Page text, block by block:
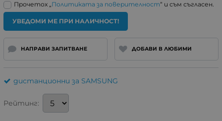
Прочетох „Политиката за поверителност“ и съм съгласен.
УВЕДОМИ МЕ ПРИ НАЛИЧНОСТ!
НАПРАВИ ЗАПИТВАНЕ ДОБАВИ В ЛЮБИМИ
дистанционни за SAMSUNG
Рейтинг: